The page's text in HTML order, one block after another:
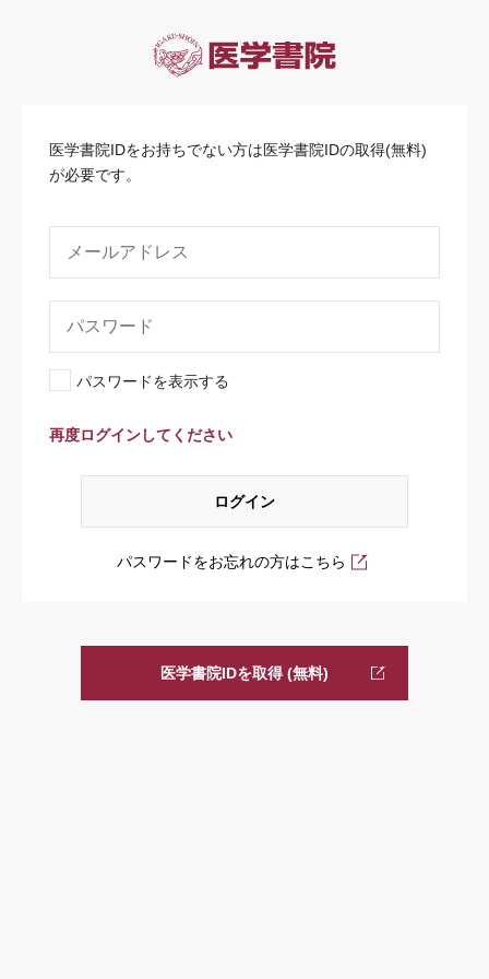
医学書院IDをお持ちでない方は医学書院IDの取得(無料)
が必要です。
パスワードを表示する
再度ログインしてください
パスワードをお忘れの方はこちら
医学書院IDを取得 (無料)